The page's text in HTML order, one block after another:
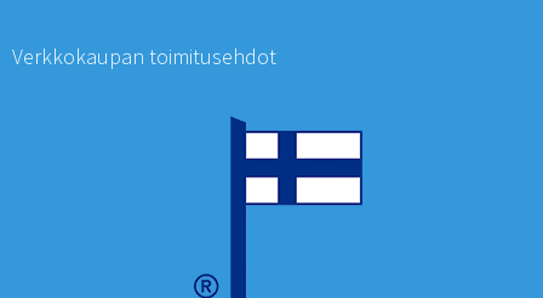
Verkkokaupan toimitusehdot